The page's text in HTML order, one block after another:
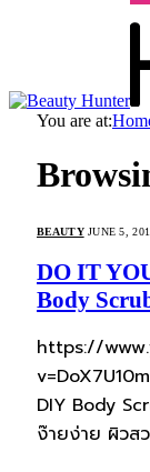
You are at:
BEAUTY JUNE 5,
DO IT
Body
https://
DIY Body
ง๊ายง่าย ผิวส